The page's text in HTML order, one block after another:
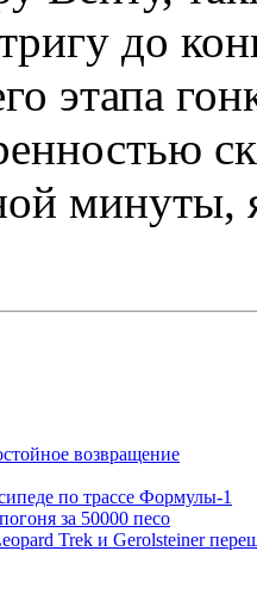
до
этапа
минуты,
возвращение
по трассе Формулы-1
за 50000 песо
Trek и Gerolsteiner